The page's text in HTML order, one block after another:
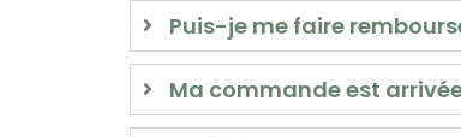
Puis-je me faire
Ma commande est